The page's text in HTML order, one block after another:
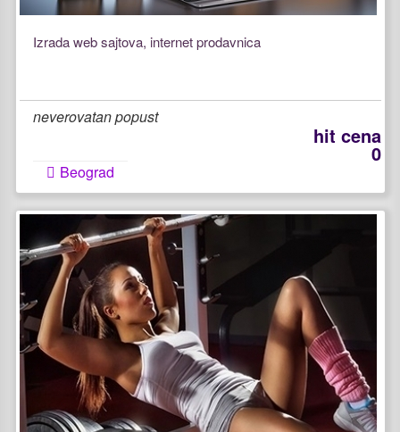
Izrada web sajtova, internet prodavnica
neverovatan popust
hit cena
0
Beograd